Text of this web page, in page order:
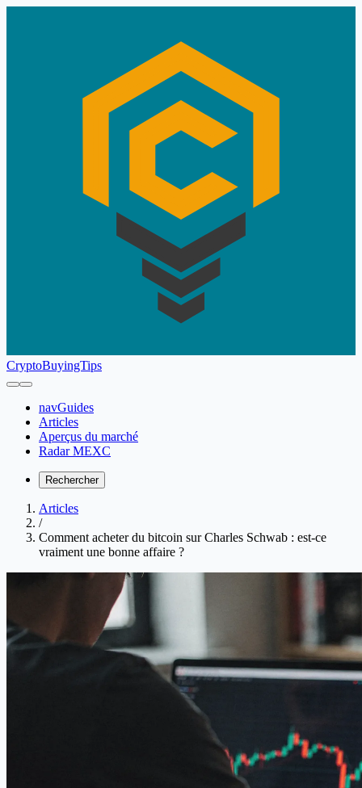
CryptoBuyingTips
navGuides
Articles
Aperçus du marché
Radar MEXC
Rechercher
Articles
/
Comment acheter du bitcoin sur Charles Schwab : est-ce
vraiment une bonne affaire ?